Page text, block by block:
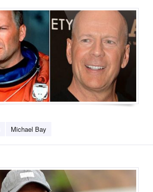
Michael Bay